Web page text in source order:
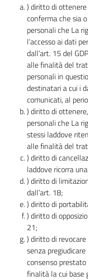
) diritto di
conferma che sia
personali che La
l’accesso ai dati
dall’art. 15 del
alle finalità del
personali in
destinatari a cui i
comunicati, al
) diritto di
personali che La
stessi laddove
alle finalità del
) diritto di
laddove ricorra
) diritto di
dall’art. 18;
) diritto di
) diritto di
21;
) diritto di
senza
consenso
finalità la cui base